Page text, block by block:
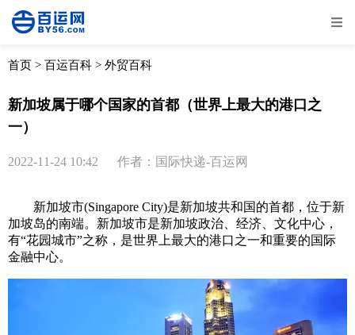
全部 物流资讯
首页 > 百运百科 > 外贸百科
新加坡属于哪个国家的首都（世界上最大的港口之
一）
2022-11-24 10:42 作者：国际快递-百运网
新加坡市(Singapore City)是新加坡共和国的首都，位于新
加坡岛的南端。新加坡市是新加坡政治、经济、文化中心，
有“花园城市”之称，是世界上最大的港口之一和重要的国际
金融中心。